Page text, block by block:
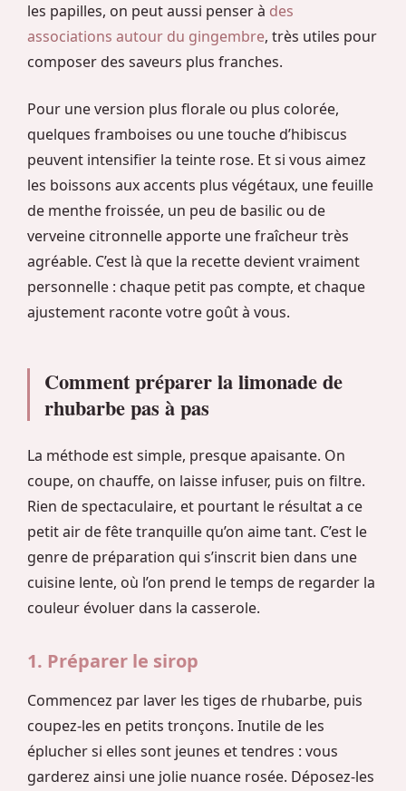
les papilles, on peut aussi penser à des
associations autour du gingembre, très utiles pour
composer des saveurs plus franches.
Pour une version plus florale ou plus colorée,
quelques framboises ou une touche d’hibiscus
peuvent intensifier la teinte rose. Et si vous aimez
les boissons aux accents plus végétaux, une feuille
de menthe froissée, un peu de basilic ou de
verveine citronnelle apporte une fraîcheur très
agréable. C’est là que la recette devient vraiment
personnelle : chaque petit pas compte, et chaque
ajustement raconte votre goût à vous.
Comment préparer la limonade de
rhubarbe pas à pas
La méthode est simple, presque apaisante. On
coupe, on chauffe, on laisse infuser, puis on filtre.
Rien de spectaculaire, et pourtant le résultat a ce
petit air de fête tranquille qu’on aime tant. C’est le
genre de préparation qui s’inscrit bien dans une
cuisine lente, où l’on prend le temps de regarder la
couleur évoluer dans la casserole.
1. Préparer le sirop
Commencez par laver les tiges de rhubarbe, puis
coupez-les en petits tronçons. Inutile de les
éplucher si elles sont jeunes et tendres : vous
garderez ainsi une jolie nuance rosée. Déposez-les